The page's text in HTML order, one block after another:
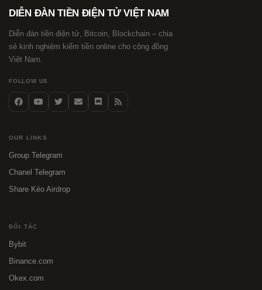
DIỄN ĐÀN TIỀN ĐIỆN TỬ VIỆT NAM
Diễn đàn tiền điện tử, Bitcoin, Blockchain – chia
sẻ kinh nghiệm kiếm tiền online cho cộng đồng
Việt Nam.
FOLLOW US
OUR LINKS
Group Telegram
Chanel Telegram
Share Kèo Airdrop
ĐỐI TÁC
Bybit
Binance.com
Okex.com